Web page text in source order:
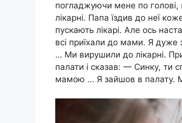
погладжуючи мене по
лікарні. Папа їздив до неї
пускають лікарі. Але ось
всі приїхали до мами. Я дуже
… Ми вирушили до лікарні.
палати і сказав: — Синку, ти
мамою … Я зайшов в палату.